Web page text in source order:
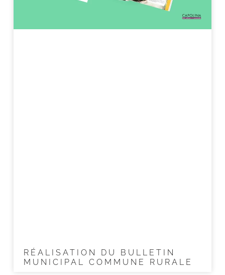
RÉALISATION DU BULLETIN
MUNICIPAL COMMUNE RURALE